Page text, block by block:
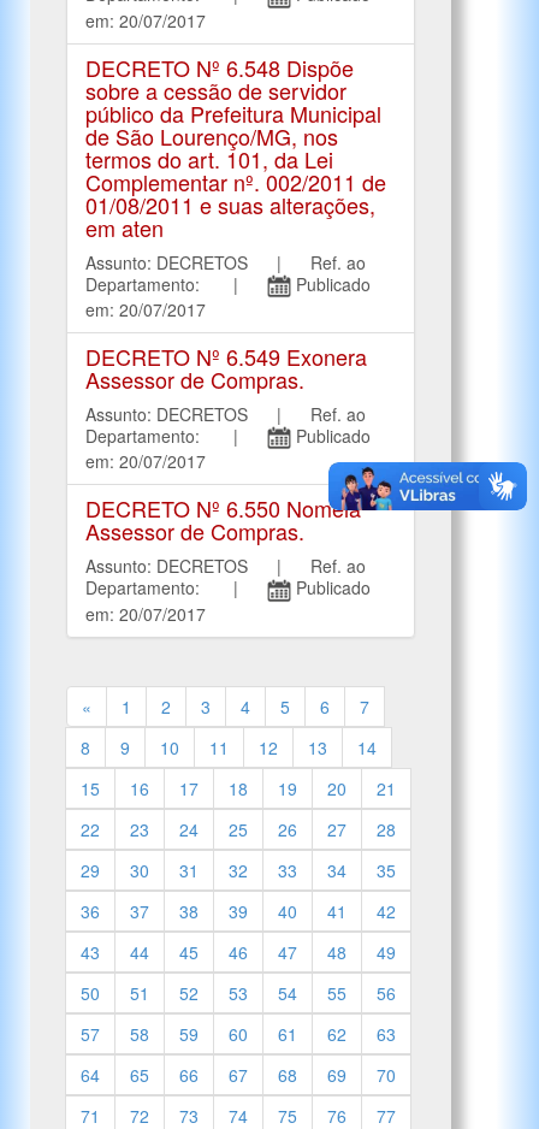
em: 20/07/2017
DECRETO Nº 6.548 Dispõe
sobre a cessão de servidor
público da Prefeitura Municipal
de São Lourenço/MG, nos
termos do art. 101, da Lei
Complementar nº. 002/2011 de
01/08/2011 e suas alterações,
em aten
Assunto: DECRETOS | Ref. ao
Departamento: |
Publicado
em: 20/07/2017
DECRETO Nº 6.549 Exonera
Assessor de Compras.
Assunto: DECRETOS | Ref. ao
Departamento: |
Publicado
em: 20/07/2017
DECRETO Nº 6.550 Nomeia
Assessor de Compras.
Assunto: DECRETOS | Ref. ao
Departamento: |
Publicado
em: 20/07/2017
« 1 2 3 4 5 6
7
8
9 10 11 12 13
14
15
16 17 18 19 20
21
22
23 24 25 26 27
28
29
30 31 32 33 34
35
36
37 38 39 40 41
42
43
44 45 46 47 48
49
50
51 52 53 54 55
56
57
58 59 60 61 62
63
64
65 66 67 68 69
70
71
72 73 74 75 76
77